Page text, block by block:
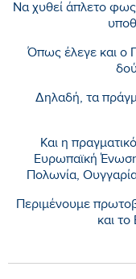
Να χυθεί άπλετο
Όπως έλεγε και ο
Δηλαδή, τα
Και η
Ευρωπαϊκή Ένωση
Πολωνία,
Περιμένουμε
και